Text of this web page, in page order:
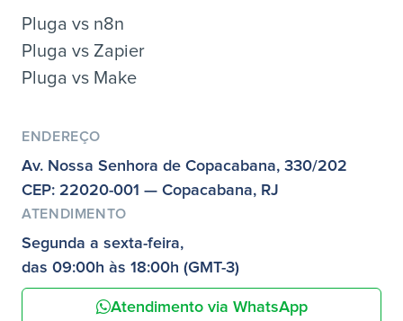
Pluga vs n8n
Pluga vs Zapier
Pluga vs Make
ENDEREÇO
Av. Nossa Senhora de Copacabana, 330/202
CEP: 22020-001 — Copacabana, RJ
ATENDIMENTO
Segunda a sexta-feira,
das 09:00h às 18:00h (GMT-3)
Atendimento via WhatsApp